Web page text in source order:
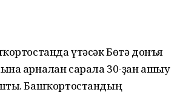
үтәсәк Бөтә донъя
арналған сарала 30-ҙан ашыу
Башҡортостандың